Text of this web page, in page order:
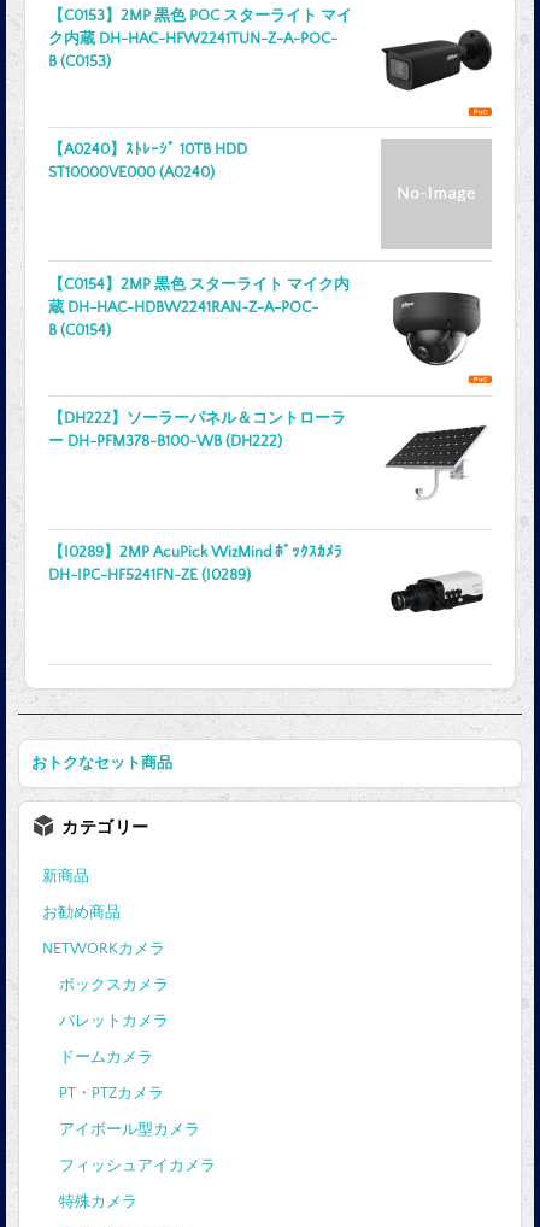
【C0153】2MP 黒色 POC スターライト マイ
ク内蔵 DH-HAC-HFW2241TUN-Z-A-POC-
B (C0153)
【A0240】ｽﾄﾚｰｼﾞ 10TB HDD
ST10000VE000 (A0240)
【C0154】2MP 黒色 スターライト マイク内
蔵 DH-HAC-HDBW2241RAN-Z-A-POC-
B (C0154)
【DH222】ソーラーパネル＆コントローラ
ー DH-PFM378-B100-WB (DH222)
【I0289】2MP AcuPick WizMind ﾎﾞｯｸｽｶﾒﾗ
DH-IPC-HF5241FN-ZE (I0289)
おトクなセット商品
カテゴリー
新商品
お勧め商品
NETWORKカメラ
ボックスカメラ
バレットカメラ
ドームカメラ
PT・PTZカメラ
アイボール型カメラ
フィッシュアイカメラ
特殊カメラ